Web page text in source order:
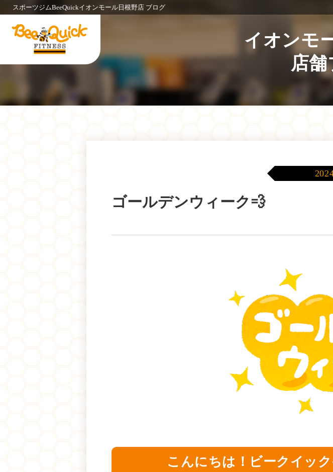
スポーツジムBeeQuickイオンモール日根野店 ブログ
イオンモ
店
ゴールデンウィーク💨
こんにちは！ビークイッ